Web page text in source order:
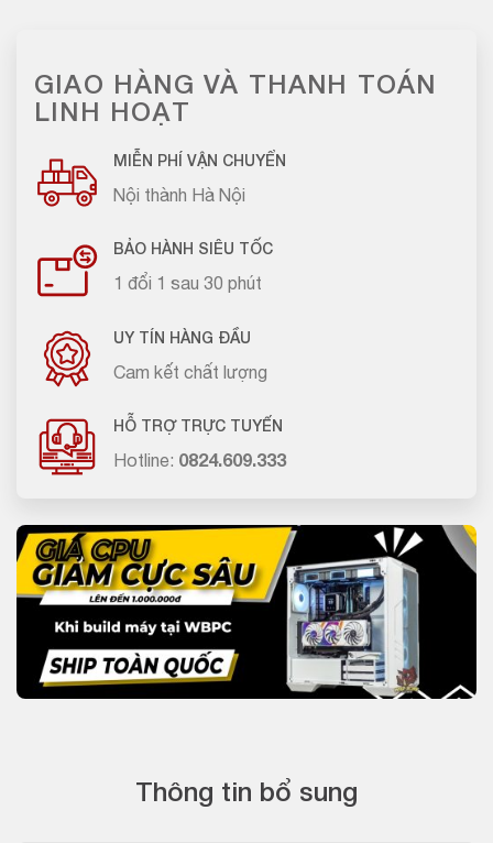
GIAO HÀNG VÀ THANH TOÁN
LINH HOẠT
MIỄN PHÍ VẬN CHUYỂN
Nội thành Hà Nội
BẢO HÀNH SIÊU TỐC
1 đổi 1 sau 30 phút
UY TÍN HÀNG ĐẦU
Cam kết chất lượng
HỖ TRỢ TRỰC TUYẾN
Hotline: 0824.609.333
Thông tin bổ sung